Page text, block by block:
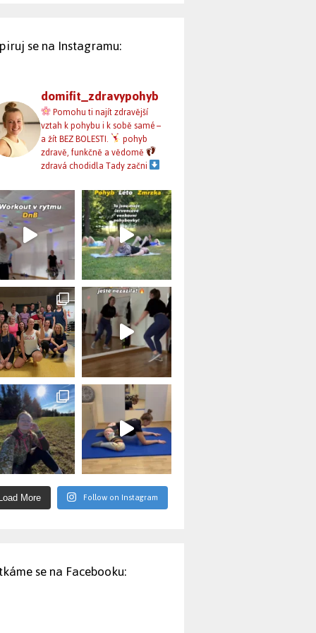
se na Instagramu:
domifit_zdravypohyb
Pomohu ti najít zdravější
vztah k pohybu i k sobě samé –
a žít BEZ BOLESTI. pohyb
zdravě, funkčně a vědomě
zdravá chodidlaTady začni
More Follow on Instagram
se na Facebooku: